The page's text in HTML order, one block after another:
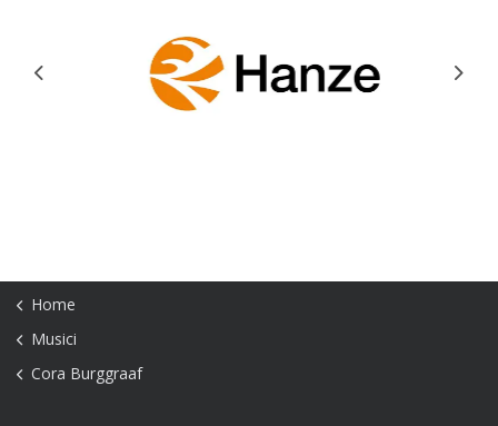
Previous Next
Home
Musici
Cora Burggraaf